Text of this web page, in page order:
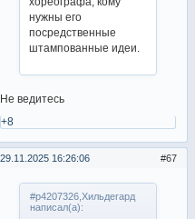
нужны его
посредственные
штампованные идеи.
Не ведитесь
+8
67
29.11.2025 16:26:06
#p4207326,Хильдегард
написал(а):